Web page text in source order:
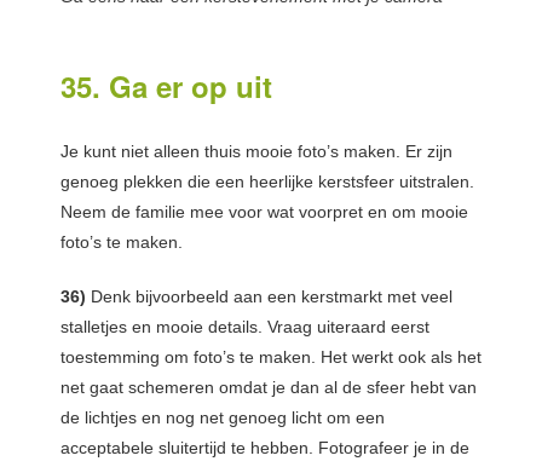
35. Ga er op uit
Je kunt niet alleen thuis mooie foto’s maken. Er zijn
genoeg plekken die een heerlijke kerstsfeer uitstralen.
Neem de familie mee voor wat voorpret en om mooie
foto’s te maken.
36) Denk bijvoorbeeld aan een kerstmarkt met veel
stalletjes en mooie details. Vraag uiteraard eerst
toestemming om foto’s te maken. Het werkt ook als het
net gaat schemeren omdat je dan al de sfeer hebt van
de lichtjes en nog net genoeg licht om een
acceptabele sluitertijd te hebben. Fotografeer je in de